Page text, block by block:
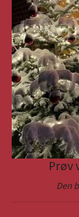
Prøv
Den